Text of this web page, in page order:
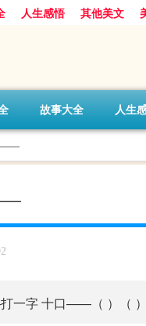
人生感悟 其他美文
故事大全 人生
——
字 十口——（ ）（ ）